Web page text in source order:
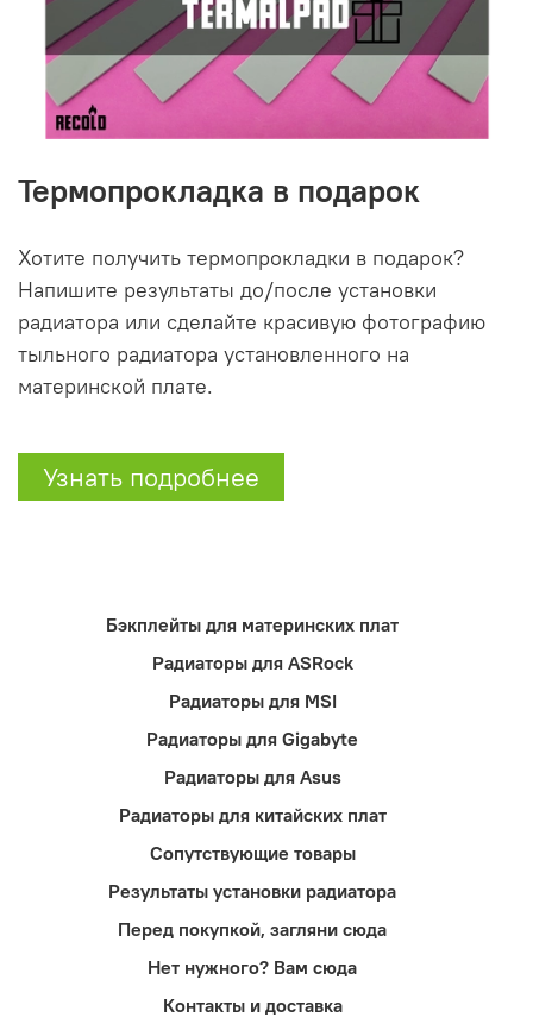
Термопрокладка в подарок
Хотите получить термопрокладки в подарок?
Напишите результаты до/после установки
радиатора или сделайте красивую фотографию
тыльного радиатора установленного на
материнской плате.
Узнать подробнее
Бэкплейты для материнских плат
Радиаторы для ASRock
Радиаторы для MSI
Радиаторы для Gigabyte
Радиаторы для Asus
Радиаторы для китайских плат
Сопутствующие товары
Результаты установки радиатора
Перед покупкой, загляни сюда
Нет нужного? Вам сюда
Контакты и доставка